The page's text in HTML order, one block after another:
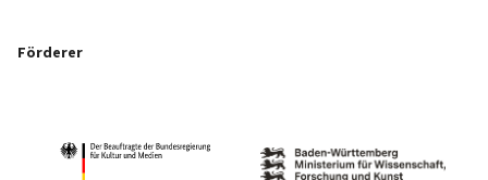
Förderer